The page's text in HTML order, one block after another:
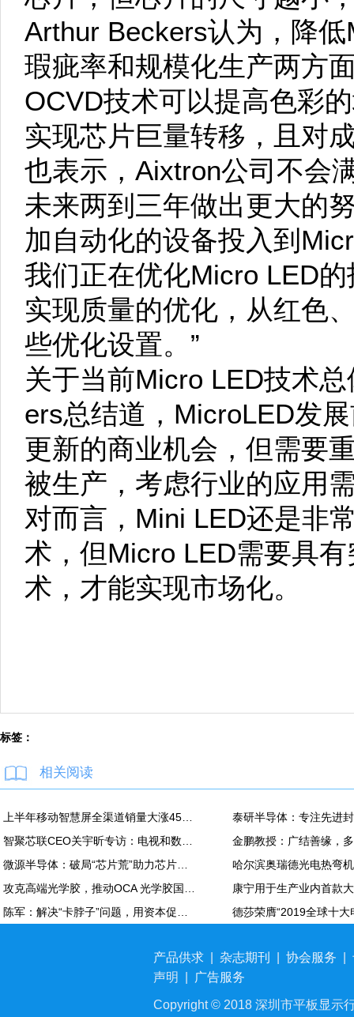
Arthur Beckers认为，降
瑕疵率和规模化生产两方
OCVD技术可以提高色彩
实现芯片巨量转移，且对
也表示，Aixtron公司不会
未来两到三年做出更大的
加自动化的设备投入到
我们正在优化Micro LED
实现质量的优化，从红色
些优化设置。”
关于当前Micro LED技术
ers总结道，MicroLED发
更新的商业机会，但需要
被生产，考虑行业的应用
对而言，Mini LED还是非
术，但Micro LED需要具
术，才能实现市场化。
标签：
相关阅读
产品供求 杂志期刊 协会服务
声明
广告服务
Copyright © 2018 深圳市平板显示